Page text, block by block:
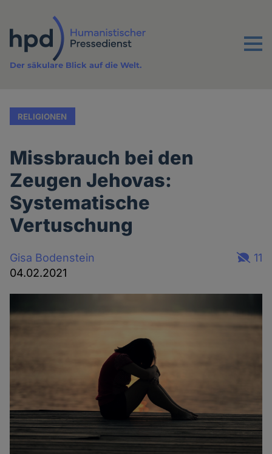
Inhalt
Menu
Der säkulare Blick auf die Welt.
RELIGIONEN
Missbrauch bei den
Zeugen Jehovas:
Systematische
Vertuschung
Gisa Bodenstein
04.02.2021
11